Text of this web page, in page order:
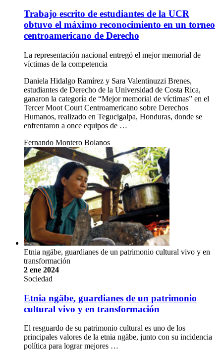
Trabajo escrito de estudiantes de la UCR
obtuvo el máximo reconocimiento en un torneo
centroamericano de Derecho
La representación nacional entregó el mejor memorial de
víctimas de la competencia
Daniela Hidalgo Ramírez y Sara Valentinuzzi Brenes,
estudiantes de Derecho de la Universidad de Costa Rica,
ganaron la categoría de “Mejor memorial de víctimas” en el
Tercer Moot Court Centroamericano sobre Derechos
Humanos, realizado en Tegucigalpa, Honduras, donde se
enfrentaron a once equipos de …
Fernando Montero Bolanos
Etnia ngäbe, guardianes de un patrimonio cultural vivo y en
transformación
2 ene 2024
Sociedad
Etnia ngäbe, guardianes de un patrimonio
cultural vivo y en transformación
El resguardo de su patrimonio cultural es uno de los
principales valores de la etnia ngäbe, junto con su incidencia
política para lograr mejores …